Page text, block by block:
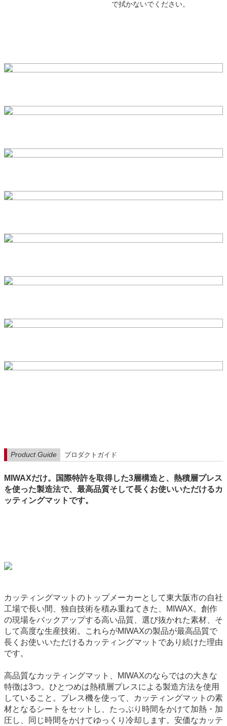
で拭かないでください。
Product Guide プロダクトガイド
MIWAXだけ。国際特許を取得した3層構造と、熱積層プレス
を使った製造法で、最高品質そして長くお使いいただけるカ
ッティングマットです。
カッティングマットのトップメーカーとして東大阪市の自社
工場で長い間、独自技術を積み重ねてきた、MIWAX。創作
の現場をバックアップする高い品質、選び抜かれた素材、そ
して高度な生産技術。これらがMIWAXの製品が最高品質で
長くお使いいただけるカッティングマットであり続けた理由
です。
高品質なカッティングマット、MIWAXのならではの大きな
特徴は3つ。ひとつめは熱積層プレスによる製造方法を使用
していること。プレス機を使って、カッティングマットの素
材となるシートをセットし、たっぷり時間をかけて加熱・加
圧し、同じ時間をかけてゆっくり冷却します。安価なカッテ